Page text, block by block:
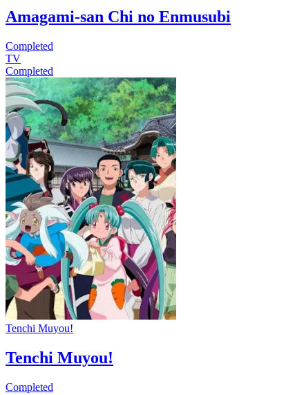
Amagami-san Chi no Enmusubi
Completed
TV
Completed
Tenchi Muyou!
Tenchi Muyou!
Completed